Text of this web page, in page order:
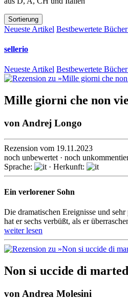
Sortierung
Neueste Artikel Bestbewertete Bücher
sellerio
Neueste Artikel Bestbewertete Bücher
Mille giorni che non
von Andrej Longo
Rezension vom 19.11.2023
noch unbewertet · noch
Sprache:
· Herkunft:
Ein verlorener Sohn
Die dramatischen Ereignisse und
hat er sechs verbüßt, als er
weiter lesen
Non si uccide di
vonAndrea Molesini